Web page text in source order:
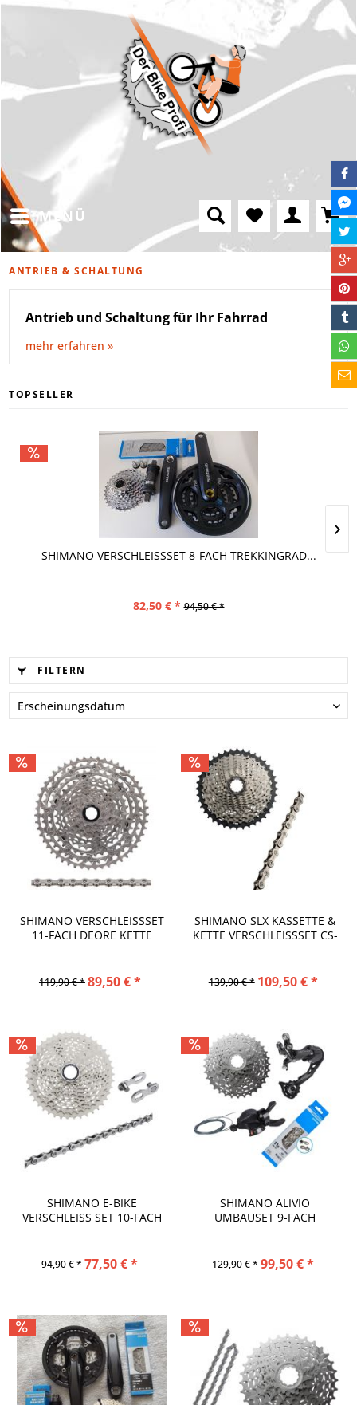
MENÜ
ANTRIEB & SCHALTUNG
Antrieb und Schaltung für Ihr Fahrrad
mehr erfahren »
TOPSELLER
SHIMANO VERSCHLEISSSET 8-FACH TREKKINGRAD...
82,50 € * 94,50 € *
FILTERN
SHIMANO VERSCHLEISSSET 1
1-FACH DEORE KETTE U
119,90 € *89,50 € *
SHIMANO SLX KASSETTE &
KETTE VERSCHLEISSSET CS-M
139,90 € * 109,50 € *
SHIMANO E-BIKE
VERSCHLEISS SET 10-FACH K
94,90 € *77,50 € *
SHIMANO ALIVIO
UMBAUSET 9-FACH
129,90 € *99,50 € *